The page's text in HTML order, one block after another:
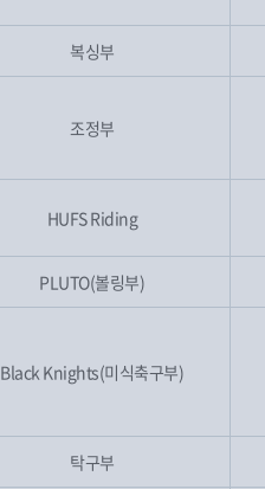
복싱부
조정부
HUFS Riding
PLUTO(볼링부)
Black Knights(미식축구부)
탁구부